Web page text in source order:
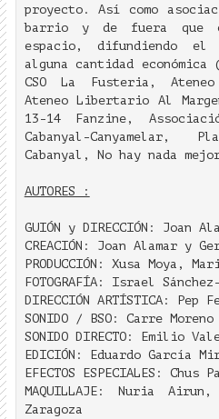
proyecto. Así como
barrio y de fuera que
espacio, difundiendo el
alguna cantidad económica
CSO La Fusteria,
Ateneo Libertario Al
13-14 Fanzine,
Cabanyal-Canyamelar,
Cabanyal, No hay nada
AUTORES :
GUIÓN y DIRECCIÓN: Joan
CREACIÓN: Joan Alamar y
PRODUCCIÓN: Xusa Moya,
FOTOGRAFÍA: Israel
DIRECCIÓN ARTÍSTICA: Pep
SONIDO / BSO: Carre Moreno
SONIDO DIRECTO: Emilio
EDICIÓN: Eduardo García
EFECTOS ESPECIALES: Chus
MAQUILLAJE: Nuria
Zaragoza